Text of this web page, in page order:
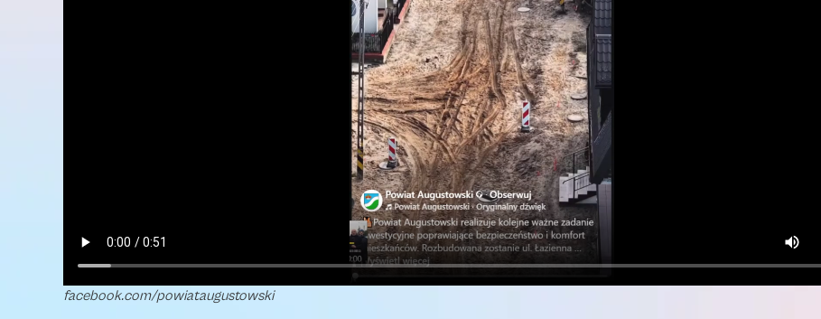
facebook.com/powiataugustowski